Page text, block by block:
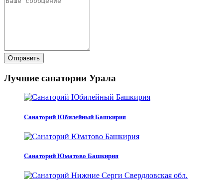
Отправить
Лучшие санатории Урала
Санаторий Юбилейный Башкирия
Санаторий Юматово Башкирия